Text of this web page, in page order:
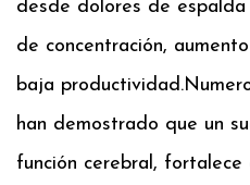
desde dolores de espalda
de concentración,
baja productividad.
han demostrado que un
función cerebral, fortalece